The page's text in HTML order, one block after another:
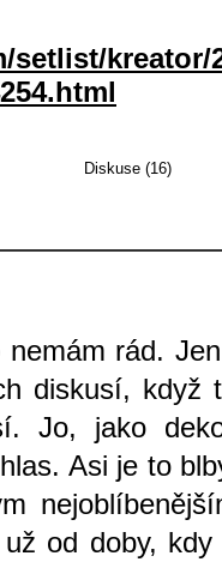
kreator/
Diskuse (16)
rád.
diskusí, když
Jo, jako
Asi je to
od doby,